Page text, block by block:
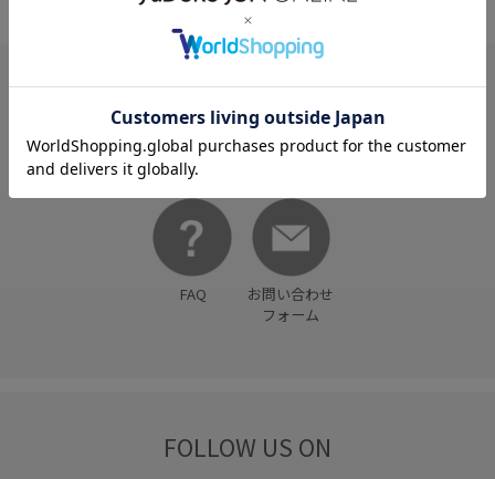
HELP
何かお困りですか？
FAQ
お問い合わせ
フォーム
FOLLOW US ON